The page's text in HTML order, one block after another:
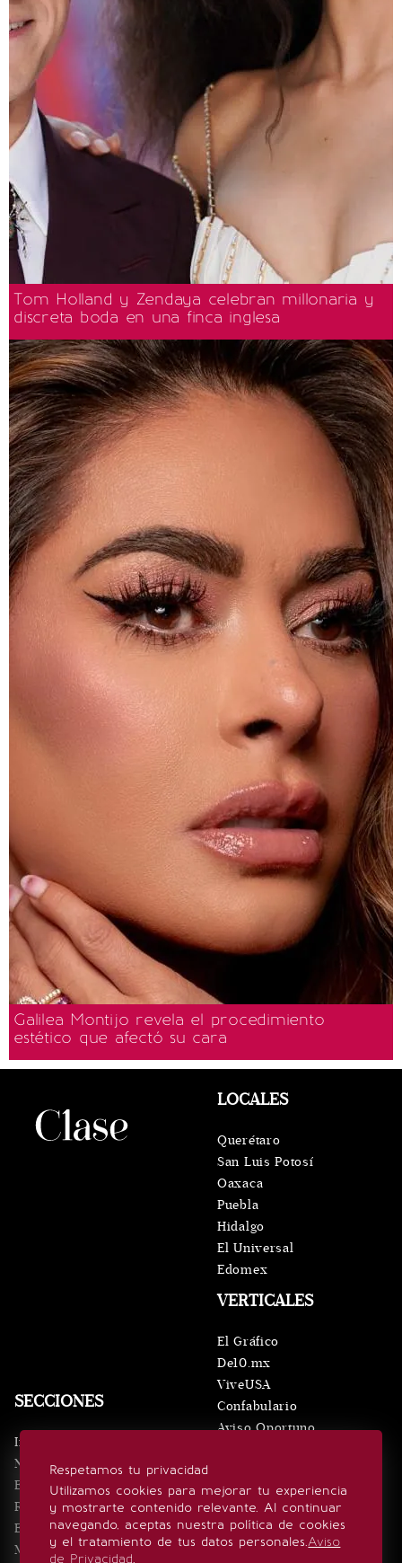
Tom Holland y Zendaya celebran millonaria y
discreta boda en una finca inglesa
Galilea Montijo revela el procedimiento
estético que afectó su cara
Respetamos tu privacidad
Utilizamos cookies para mejorar tu experiencia
y mostrarte contenido relevante. Al continuar
navegando, aceptas nuestra política de cookies
y el tratamiento de tus datos personales.Aviso
de Privacidad.
SECCIONES
Inicio
Noticias
Eventos
Realeza
Estilo de vida
Minuto x Minuto
VERTICALES
El Gráfico
De10.mx
ViveUSA
Confabulario
Aviso Oportuno
LOCALES
Querétaro
San Luis Potosí
Oaxaca
Puebla
Hidalgo
El Universal
Edomex
SÍGUENOS